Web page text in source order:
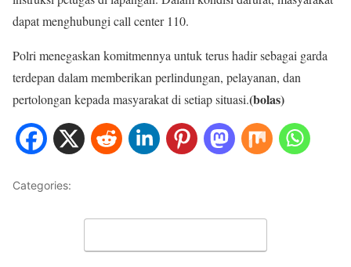
dapat menghubungi call center 110.
Polri menegaskan komitmennya untuk terus hadir sebagai garda
terdepan dalam memberikan perlindungan, pelayanan, dan
pertolongan kepada masyarakat di setiap situasi.(bolas)
Categories: